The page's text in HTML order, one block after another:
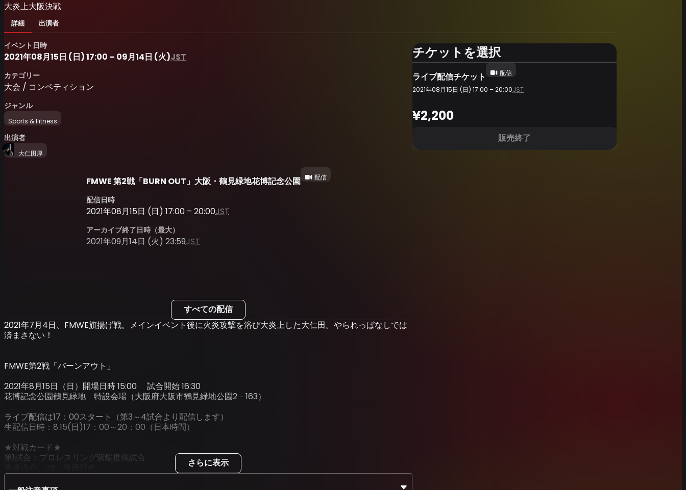
大炎上大阪決戦
詳細 出演者
イベント日時
2021年08月15日 (日) 17:00 – 09月14日 (火)JST
カテゴリー
大会 / コンペティション
ジャンル
Sports & Fitness
出演者
大仁田厚
FMWE 第2戦「BURN OUT」大阪・鶴見緑地花博記念公園 配信
配信日時
2021年08月15日 (日) 17:00 – 20:00JST
アーカイブ終了日時（最大）
2021年09月14日 (火) 23:59JST
すべての配信
2021年7月4日、FMWE旗揚げ戦。メインイベント後に火炎攻撃を浴び大炎上した大仁田。やられっぱなしでは
済まさない！
FMWE第2戦「バーンアウト」
2021年8月15日（日）開場日時 15:00 試合開始 16:30
花博記念公園鶴見緑地 特設会場（大阪府大阪市鶴見緑地公園2－163）
ライブ配信は17：00スタート（第3～4試合より配信します）
生配信日時：8.15(日)17：00～20：00（日本時間）
★対戦カード★
第1試合：プロレスリング紫焔提供試合
さらに表示
チケットを選択
ライブ配信チケット
配信
2021年08月15日 (日) 17:00 – 20:00JST
¥2,200
販売終了